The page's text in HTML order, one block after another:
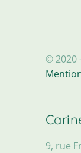
© 2020
9, rue